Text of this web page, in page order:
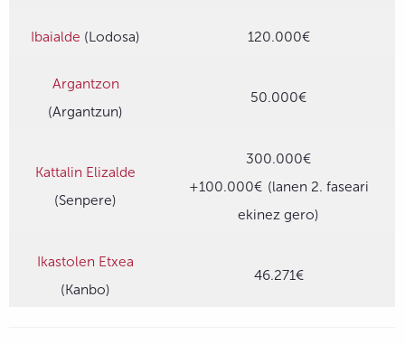
Ibaialde (Lodosa) 120.000€
Argantzon
(Argantzun)
50.000€
Kattalin Elizalde
(Senpere)
300.000€
+100.000€ (lanen 2. faseari
ekinez gero)
Ikastolen Etxea
(Kanbo)
46.271€